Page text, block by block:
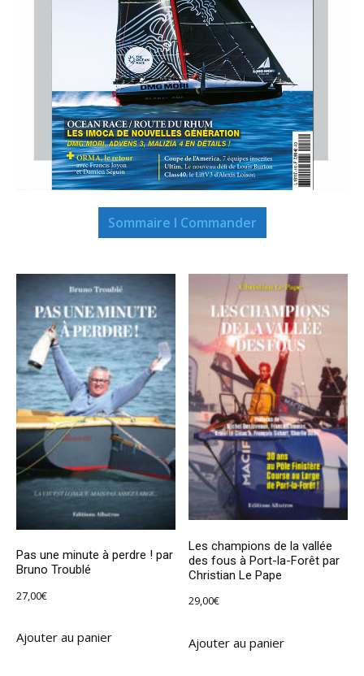
Sommaire I Commander
Pas une minute à perdre ! par
Bruno Troublé
27,00€
Ajouter au panier
Les champions de la vallée
des fous à Port-la-Forêt par
Christian Le Pape
29,00€
Ajouter au panier